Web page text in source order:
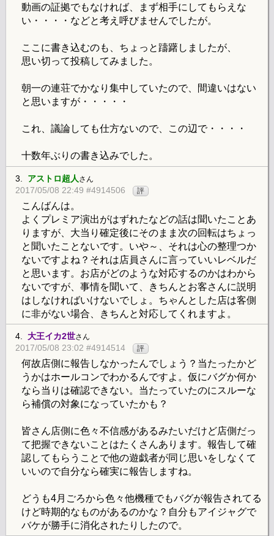
動画の証拠でもなければ、まず相手にしてもらえな
い・・・・などと考え呼びませんでしたが。
ここに書き込むのも、ちょっと躊躇しましたが、
思い切って投稿してみました。
朝一の連荘でかなり集中していたので、間違いはない
と思いますが・・・・・
これ、議論しても仕方ないので、この辺で・・・・
十数年ぶりの書き込みでした。
3. アストロ超人 さん
2017/05/08 22:49 #4914506 評
こんばんは。
よくプレミア演出がはずれたなどの話は聞いたことあ
りますが、大当り確定後にそのまま次の回転はちょっ
と聞いたことないです。いや～、それは心の整理つか
ないですよね？それは店員さんに言っていいレベルだ
と思います。お店がどのような対応するのかはわから
ないですが、事情を聞いて、きちんとお客さんに説明
はしなければいけないでしょ。ちゃんとした店は客側
に非がない場合、きちんと対応してくれますよ。
4. 大王イカ2世さん
2017/05/08 23:02 #4914514 評
何故店側に報告しなかったんでしょう？当たったかど
うかはホールコンでわかるんですよ。仮にバグか何か
なら当りは確認できない。当たっていたのにスルーな
ら補償の対象になっていたかも？
皆さん店側に色々不信感があるみたいだけど店側だっ
て把握できないことはたくさんあります。報告して確
認してもらうことで他の遊戯者が同じ思いをしなくて
いいので自分なら確実に報告しますね。
どうも4月ごろから色々他機種でもバグが報告されてる
けど時期的なものがあるのかな？自分もアイジャグで
バケが勝手に消化されたりしたので。